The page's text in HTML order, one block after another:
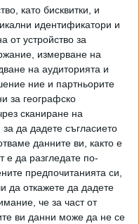
като бисквитки, и
идентификатори и
от устройство за
измерване на
на аудиторията и
ние и партньорите
за географско
сканиране на
да дадете съгласието
данните ви, както е
е да разгледате по-
предпочитанията си,
да откажете да дадете
че за част от
ви данни може да не се
изпълниха
мисия за
най-активния терорист
Truth Social.
ал-Минуки „е смятал,
американски
му.
мандат на Тръмп
срещу джихадисти в
се превърна в
североизточната част
причинил